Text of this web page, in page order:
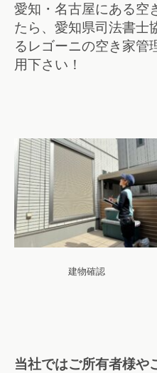
愛知・名古屋にある空
たら、 愛知県司法書士
る レゴーニの空き家管
用下さい！
建物確認
当社ではご所有者様や